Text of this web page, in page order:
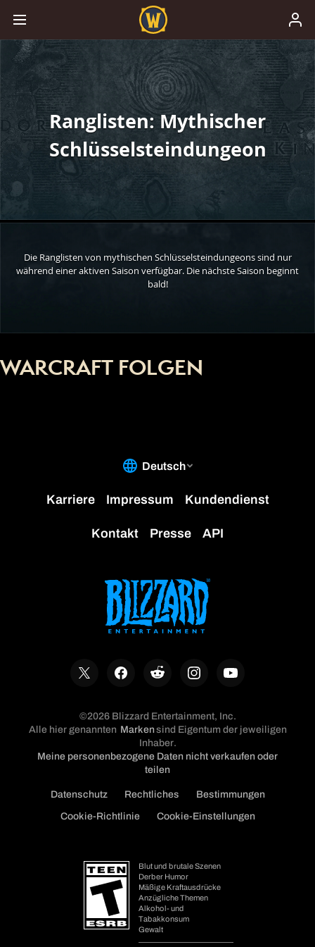
Ranglisten: Mythischer
Schlüsselsteindungeon
Die Ranglisten von mythischen Schlüsselsteindungeons sind nur
während einer aktiven Saison verfügbar. Die nächste Saison beginnt
bald!
WARCRAFT FOLGEN